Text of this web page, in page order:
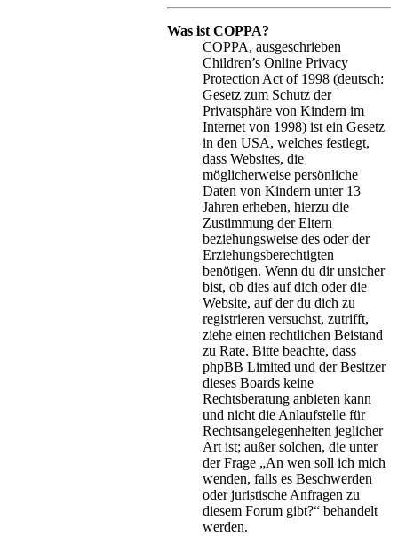
Was ist COPPA?
COPPA, ausgeschrieben
Children’s Online Privacy
Protection Act of 1998 (deutsch:
Gesetz zum Schutz der
Privatsphäre von Kindern im
Internet von 1998) ist ein Gesetz
in den USA, welches festlegt,
dass Websites, die
möglicherweise persönliche
Daten von Kindern unter 13
Jahren erheben, hierzu die
Zustimmung der Eltern
beziehungsweise des oder der
Erziehungsberechtigten
benötigen. Wenn du dir unsicher
bist, ob dies auf dich oder die
Website, auf der du dich zu
registrieren versuchst, zutrifft,
ziehe einen rechtlichen Beistand
zu Rate. Bitte beachte, dass
phpBB Limited und der Besitzer
dieses Boards keine
Rechtsberatung anbieten kann
und nicht die Anlaufstelle für
Rechtsangelegenheiten jeglicher
Art ist; außer solchen, die unter
der Frage „An wen soll ich mich
wenden, falls es Beschwerden
oder juristische Anfragen zu
diesem Forum gibt?“ behandelt
werden.